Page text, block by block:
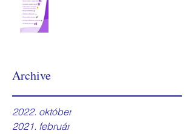
Archive
2022. október
2021. február